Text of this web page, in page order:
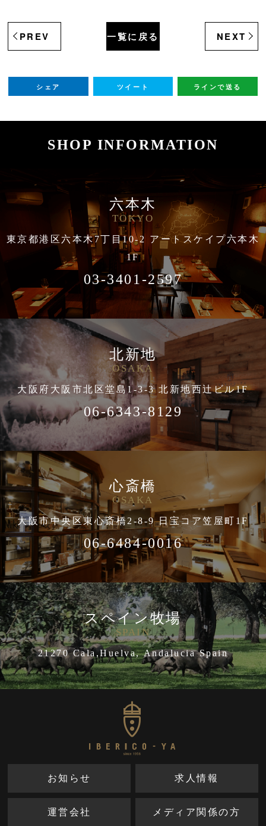
PREV NEXT
一覧に戻る
シェア ツイート ラインで送る
SHOP INFORMATION
六本木
TOKYO
東京都港区六本木7丁目10-2 アートスケイプ六本木
1F
03-3401-2597
北新地
OSAKA
大阪府大阪市北区堂島1-3-3 北新地西辻ビル1F
06-6343-8129
心斎橋
OSAKA
大阪市中央区東心斎橋2-8-9 日宝コア笠屋町1F
06-6484-0016
スペイン牧場
SPAIN
21270 Cala,Huelva, Andalucia Spain
お知らせ 求人情報
運営会社 メディア関係の方